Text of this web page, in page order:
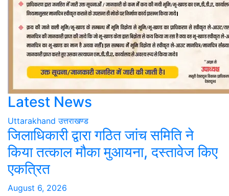
Latest News
Uttarakhand उत्तराखण्ड
जिलाधिकारी द्वारा गठित जांच समिति ने
किया तत्काल मौका मुआयना, दस्तावेज किए
एकत्रित
August 6, 2026